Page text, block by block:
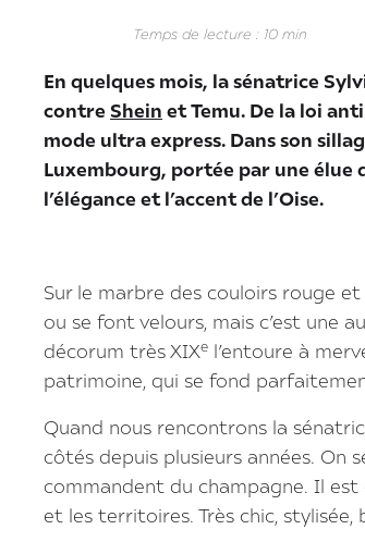
Temps de lecture : 10 min
En quelques mois, la sénatrice
contre Shein et Temu. De la loi
mode ultra express. Dans son
Luxembourg, portée par une élue
l’élégance et l’accent de l’Oise.
Sur le marbre des couloirs rouge
ou se font velours, mais c’est une
décorum très XIXe l’entoure à
patrimoine, qui se fond
Quand nous rencontrons la
côtés depuis plusieurs années. On
commandent du champagne. Il est
et les territoires. Très chic,